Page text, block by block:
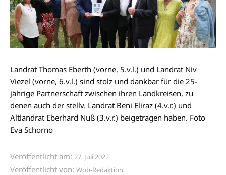
Landrat Thomas Eberth (vorne, 5.v.l.) und Landrat Niv
Viezel (vorne, 6.v.l.) sind stolz und dankbar für die 25-
jährige Partnerschaft zwischen ihren Landkreisen, zu
denen auch der stellv. Landrat Beni Eliraz (4.v.r.) und
Altlandrat Eberhard Nuß (3.v.r.) beigetragen haben. Foto
Eva Schorno
Veröffentlicht am: 27. Juli 2022
Veröffentlicht von: Wob-Redaktion